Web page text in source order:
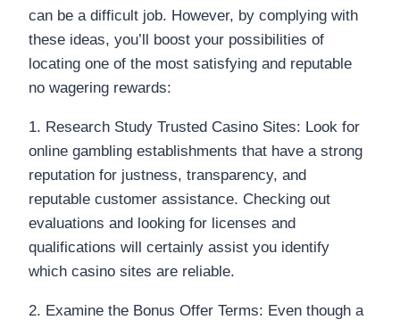
can be a difficult job. However, by complying with
these ideas, you’ll boost your possibilities of
locating one of the most satisfying and reputable
no wagering rewards:
1. Research Study Trusted Casino Sites: Look for
online gambling establishments that have a strong
reputation for justness, transparency, and
reputable customer assistance. Checking out
evaluations and looking for licenses and
qualifications will certainly assist you identify
which casino sites are reliable.
2. Examine the Bonus Offer Terms: Even though a